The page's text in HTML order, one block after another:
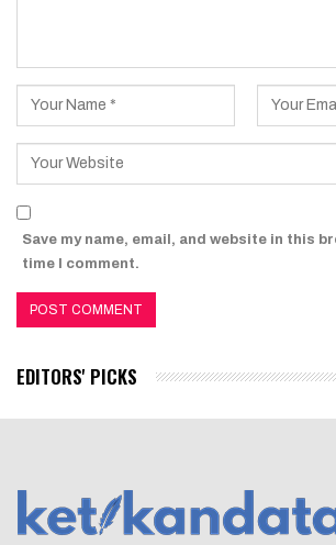
Save my name, email, and website in this
time I comment.
EDITORS' PICKS